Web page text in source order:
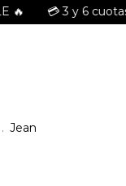
💳 3 y 6 cuotas sin
. Jean